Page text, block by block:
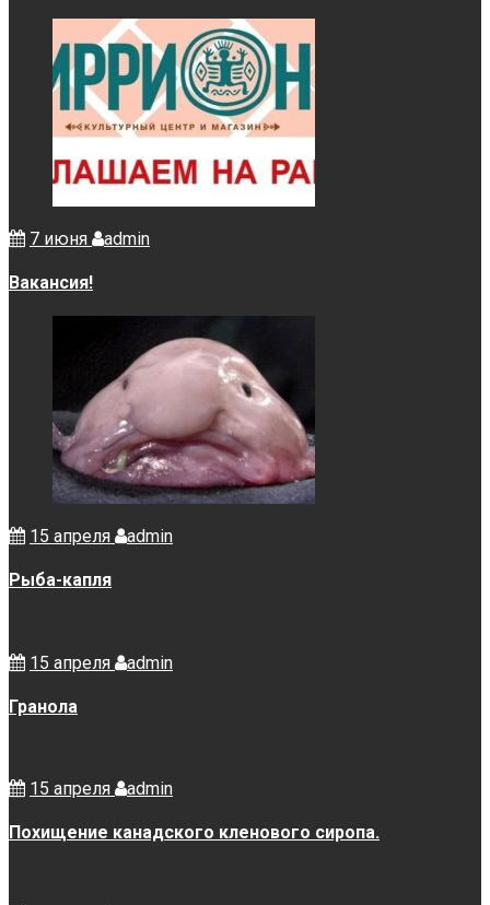
7 июня admin
Вакансия!
15 апреля admin
Рыба-капля
15 апреля admin
Гранола
15 апреля admin
Похищение канадского кленового сиропа.